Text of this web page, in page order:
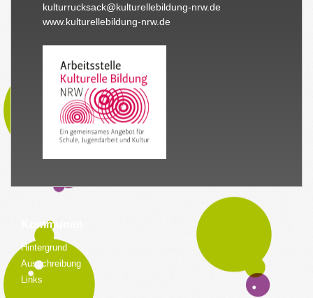
kulturrucksack@kulturellebildung-nrw.de
www.kulturellebildung-nrw.de
Kommunen
Hintergrund
Ausschreibung
Links